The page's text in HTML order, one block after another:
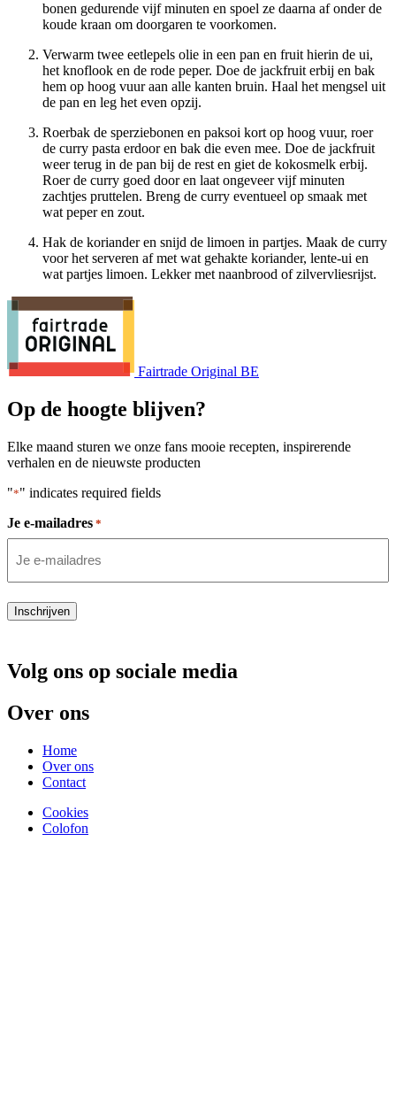
bonen gedurende vijf minuten en spoel ze daarna af onder de
koude kraan om doorgaren te voorkomen.
Verwarm twee eetlepels olie in een pan en fruit hierin de ui,
het knoflook en de rode peper. Doe de jackfruit erbij en bak
hem op hoog vuur aan alle kanten bruin. Haal het mengsel uit
de pan en leg het even opzij.
Roerbak de sperziebonen en paksoi kort op hoog vuur, roer
de curry pasta erdoor en bak die even mee. Doe de jackfruit
weer terug in de pan bij de rest en giet de kokosmelk erbij.
Roer de curry goed door en laat ongeveer vijf minuten
zachtjes pruttelen. Breng de curry eventueel op smaak met
wat peper en zout.
Hak de koriander en snijd de limoen in partjes. Maak de curry
voor het serveren af met wat gehakte koriander, lente-ui en
wat partjes limoen. Lekker met naanbrood of zilvervliesrijst.
Fairtrade Original BE
Op de hoogte blijven?
Elke maand sturen we onze fans mooie recepten, inspirerende
verhalen en de nieuwste producten
"*" indicates required fields
Je e-mailadres *
Inschrijven
Volg ons op sociale media
Over ons
Home
Over ons
Contact
Cookies
Colofon